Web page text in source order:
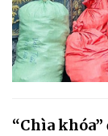
“Chìa khóa”